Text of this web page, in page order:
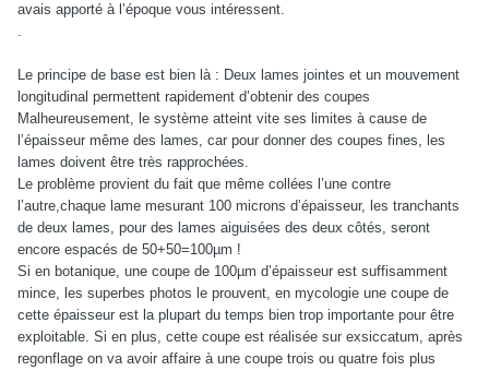
avais apporté à l’époque vous intéressent.
.
Le principe de base est bien là : Deux lames jointes et un mouvement
longitudinal permettent rapidement d’obtenir des coupes
Malheureusement, le système atteint vite ses limites à cause de
l’épaisseur même des lames, car pour donner des coupes fines, les
lames doivent être très rapprochées.
Le problème provient du fait que même collées l’une contre
l’autre,chaque lame mesurant 100 microns d’épaisseur, les tranchants
de deux lames, pour des lames aiguisées des deux côtés, seront
encore espacés de 50+50=100µm !
Si en botanique, une coupe de 100µm d’épaisseur est suffisamment
mince, les superbes photos le prouvent, en mycologie une coupe de
cette épaisseur est la plupart du temps bien trop importante pour être
exploitable. Si en plus, cette coupe est réalisée sur exsiccatum, après
regonflage on va avoir affaire à une coupe trois ou quatre fois plus